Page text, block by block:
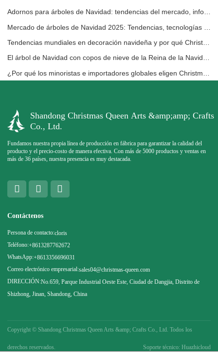
Adornos para árboles de Navidad: tendencias del mercado, información sobre la cadena de suministro y guía de adquisiciones 2025
El árbol de Navidad con copos de nieve de la Reina de la Navidad: elevando la elegancia festiva con un lujo europeo atemporal
Shandong Christmas Queen Arts &amp;amp; Crafts
Co., Ltd.
Fundamos nuestra propia línea de producción en fábrica para garantizar la calidad del
producto y el precio-costo de manera efectiva. Con más de 5000 productos y ventas en
más de 36 países, nuestra presencia es muy destacada.
Contáctenos
Persona de contacto:cloris
Teléfono:+8613287762672
WhatsApp:+8613356696031
Correo electrónico empresarial:sales04@christmas-queen.com
DIRECCIÓN:No.659, Parque Industrial Oeste Este, Ciudad de Dangjia, Distrito de
Shizhong, Jinan, Shandong, China
Copyright © Shandong Christmas Queen Arts &amp; Crafts Co., Ltd. Todos los
derechos reservados. Soporte técnico: Huazhicloud